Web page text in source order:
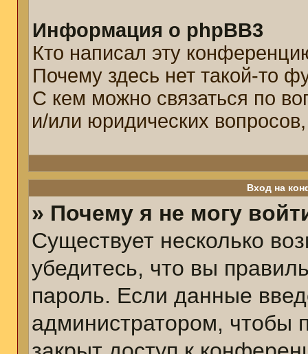
Информация о phpBB3
Кто написал эту
Почему здесь нет такой-то
С кем можно связаться по
и/или юридических
Вход на
» Почему я не могу
Существует несколько
убедитесь, что вы
пароль. Если данные
администратором, чтобы